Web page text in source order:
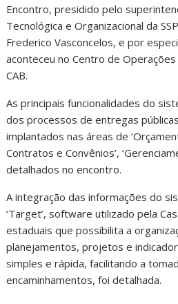
Encontro, presidido pelo
Tecnológica e Organizacional da
Frederico Vasconcelos, e por
aconteceu no Centro de
CAB.
As principais funcionalidades do
dos processos de entregas
implantados nas áreas de
Contratos e Convênios’,
detalhados no encontro.
A integração das informações do
‘Target’, software utilizado pela
estaduais que possibilita a
planejamentos, projetos e
simples e rápida, facilitando a
encaminhamentos, foi detalhada.